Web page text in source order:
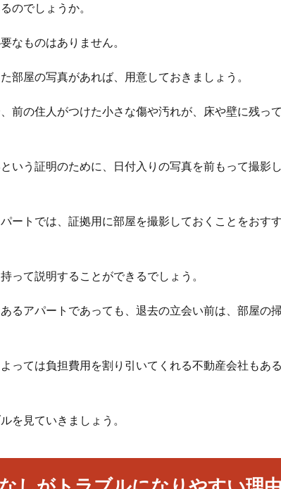
のでしょうか。
なものはありません。
部屋の写真があれば、用意しておきましょう。
前の住人がつけた小さな傷や汚れが、床や壁に残っ
いう証明のために、日付入りの写真を前もって撮影
ートでは、証拠用に部屋を撮影しておくことをおす
って説明することができるでしょう。
るアパートであっても、退去の立会い前は、部屋の
っては負担費用を割り引いてくれる不動産会社もあ
を見ていきましょう。